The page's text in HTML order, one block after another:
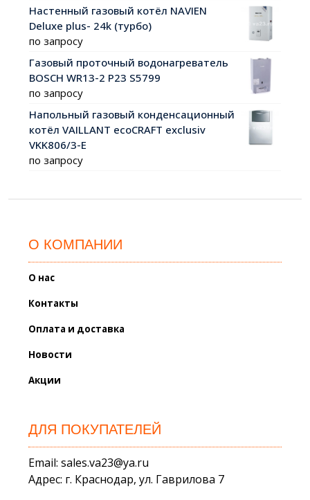
Настенный газовый котёл NAVIEN
Deluxe plus- 24k (турбо)
по запросу
Газовый проточный водонагреватель
BOSCH WR13-2 P23 S5799
по запросу
Напольный газовый конденсационный
котёл VAILLANT ecoCRAFT exclusiv
VKK806/3-E
по запросу
О КОМПАНИИ
О нас
Контакты
Оплата и доставка
Новости
Акции
ДЛЯ ПОКУПАТЕЛЕЙ
Email: sales.va23@ya.ru
Адрес: г. Краснодар, ул. Гаврилова 7